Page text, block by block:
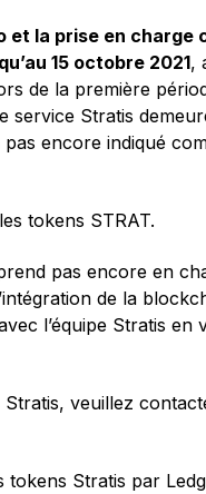
et la prise en charge
15 octobre 2021,
de la première
service Stratis
encore indiqué
tokens STRAT.
pas encore en
de la
l’équipe Stratis
veuillez
Stratis par